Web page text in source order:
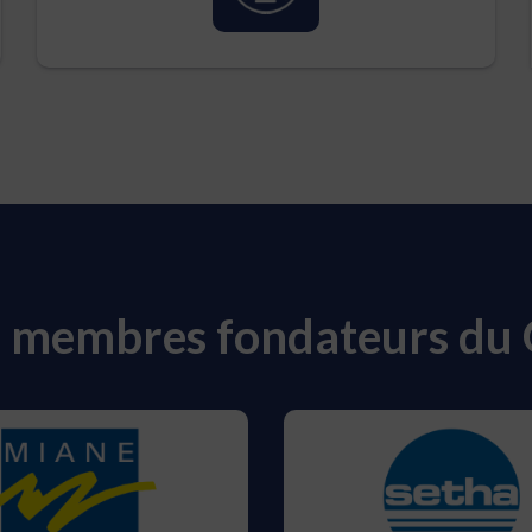
membres fondateurs du